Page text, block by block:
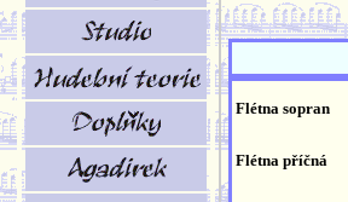
Flétna sopran
Flétna příčná